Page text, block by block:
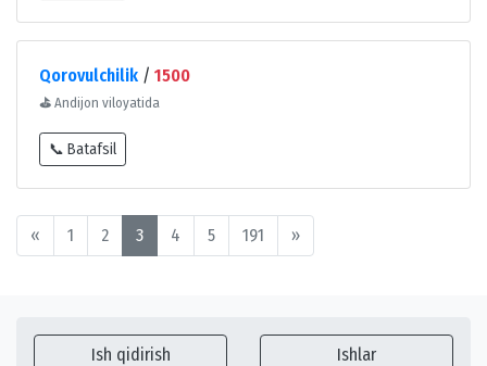
Qorovulchilik / 1500
⛳ Andijon viloyatida
📞 Batafsil
« 1 2 3 4 5 191 »
Ish qidirish Ishlar